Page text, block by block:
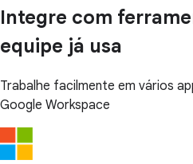
Integre com
equipe já usa
Trabalhe facilmente em vários
Google Workspace